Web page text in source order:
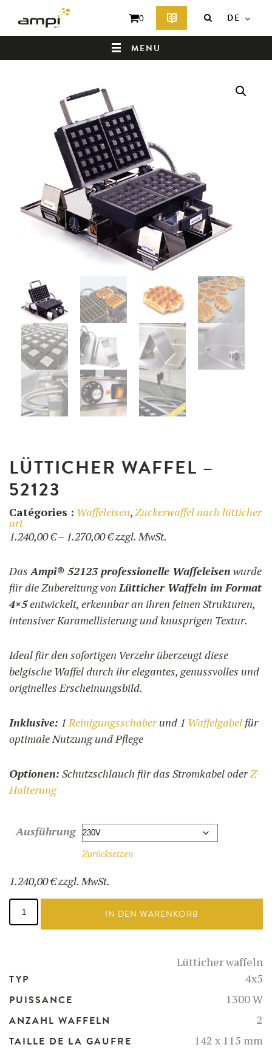
MENU
WER SIND WIR ?
UNSERE PRODUKTE
Waffeleisen
BENUTZUNG
UNSERE REZEPTE
FORMATIONEN
UNSER BLOG
F.A.Q.
KONTAKT UND ANGEBOT
0 DE
LÜTTICHER WAFFEL –
52123
Catégories : Waffeleisen,Zuckerwaffel nach lütticher
art
1.240,00€– 1.270,00€Preisspanne:
bis
1.270,00 €
zzgl. MwSt.
DasAmpi® 52123 professionelle Waffeleisen wurde
für die Zubereitung vonLütticher Waffeln im Format
4×5entwickelt, erkennbar an ihren feinen Strukturen,
intensiver Karamellisierung und knusprigen Textur.
Ideal für den sofortigen Verzehr überzeugt diese
belgische Waffel durch ihr elegantes, genussvolles und
originelles Erscheinungsbild.
Inklusive: 1Reinigungsschaberund 1 Waffelgabel für
optimale Nutzung und Pflege
Optionen: Schutzschlauch für das Stromkabel oderZ-
Halterung
Ausführung
Zurücksetzen
1.240,00€zzgl. MwSt.
Lütticher
Waffel
-
IN DEN WARENKORB
TYP
Lütticher waffeln
4x5
PUISSANCE
1300 W
ANZAHL WAFFELN
2
TAILLE DE LA GAUFRE
142 x 115 mm